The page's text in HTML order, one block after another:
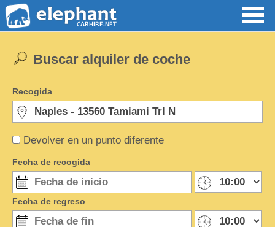
Devolver en un punto diferente
Buscar alquiler de coche
Recogida
Fecha de recogida
Fecha de regreso